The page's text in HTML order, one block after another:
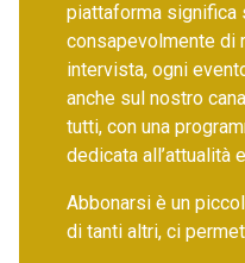
piattaforma significa
consapevolmente di
intervista, ogni
anche sul nostro
tutti, con una
dedicata all’attualità
Abbonarsi è un
di tanti altri, ci